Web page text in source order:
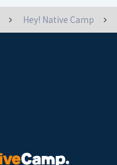
Hey! Native Camp